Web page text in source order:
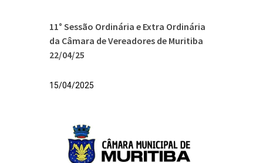
11° Sessão Ordinária e Extra Ordinária
da Câmara de Vereadores de Muritiba
22/04/25
15/04/2025